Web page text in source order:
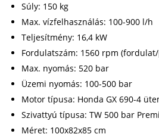
Súly: 150 kg
Max. vízfelhasználás: 100-900 l/h
Teljesítmény: 16,4 kW
Fordulatszám: 1560 rpm
Max. nyomás: 520 bar
Üzemi nyomás: 100-500 bar
Motor típusa: Honda GX 690-4
Szivattyú típusa: TW 500 bar
Méret: 100x82x85 cm